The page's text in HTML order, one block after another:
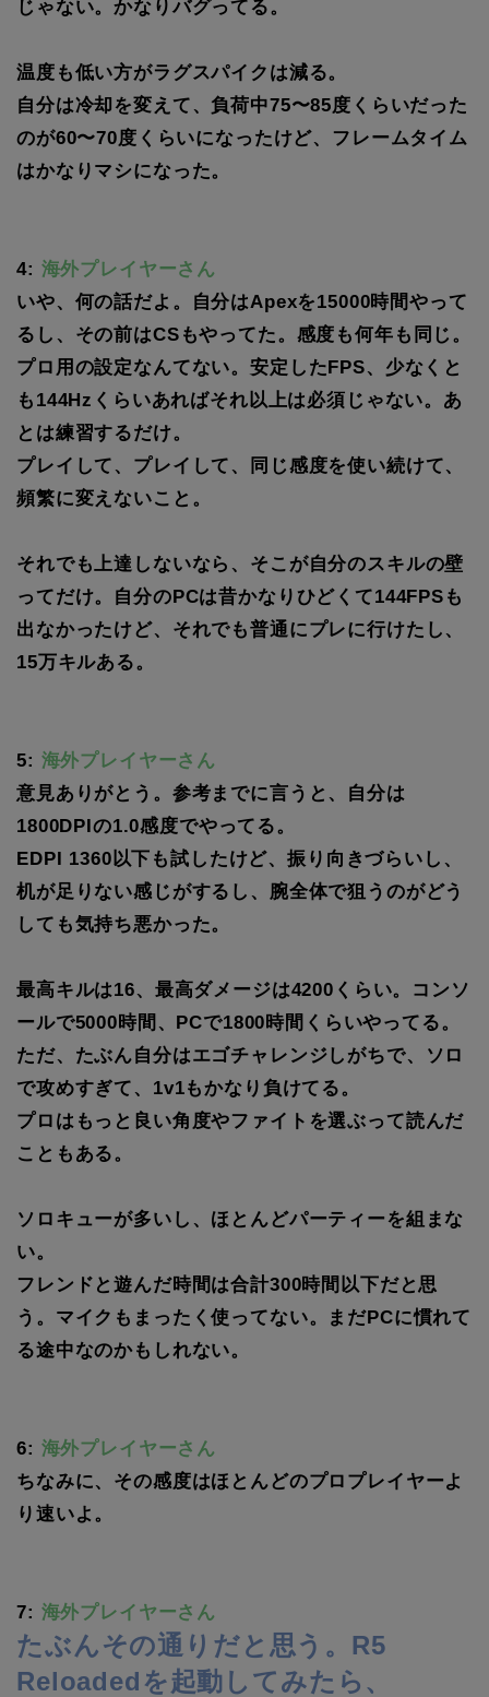
じゃない。かなりバグってる。
温度も低い方がラグスパイクは減る。
自分は冷却を変えて、負荷中75〜85度くらいだった
のが60〜70度くらいになったけど、フレームタイム
はかなりマシになった。
4: 海外プレイヤーさん
いや、何の話だよ。自分はApexを15000時間やって
るし、その前はCSもやってた。感度も何年も同じ。
プロ用の設定なんてない。安定したFPS、少なくと
も144Hzくらいあればそれ以上は必須じゃない。あ
とは練習するだけ。
プレイして、プレイして、同じ感度を使い続けて、
頻繁に変えないこと。
それでも上達しないなら、そこが自分のスキルの壁
ってだけ。自分のPCは昔かなりひどくて144FPSも
出なかったけど、それでも普通にプレに行けたし、
15万キルある。
5: 海外プレイヤーさん
意見ありがとう。参考までに言うと、自分は
1800DPIの1.0感度でやってる。
EDPI 1360以下も試したけど、振り向きづらいし、
机が足りない感じがするし、腕全体で狙うのがどう
しても気持ち悪かった。
最高キルは16、最高ダメージは4200くらい。コンソ
ールで5000時間、PCで1800時間くらいやってる。
ただ、たぶん自分はエゴチャレンジしがちで、ソロ
で攻めすぎて、1v1もかなり負けてる。
プロはもっと良い角度やファイトを選ぶって読んだ
こともある。
ソロキューが多いし、ほとんどパーティーを組まな
い。
フレンドと遊んだ時間は合計300時間以下だと思
う。マイクもまったく使ってない。まだPCに慣れて
る途中なのかもしれない。
6: 海外プレイヤーさん
ちなみに、その感度はほとんどのプロプレイヤーよ
り速いよ。
7: 海外プレイヤーさん
たぶんその通りだと思う。R5
Reloadedを起動してみたら、